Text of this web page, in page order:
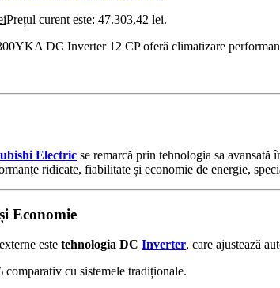
Prețul curent este: 47.303,42 lei.
DC Inverter 12 CP oferă climatizare
Electric se remarcă prin tehnologia sa avansată
ridicate, fiabilitate și economie de energie,
Economie
este tehnologia DC Inverter, care ajustează
cu sistemele tradiționale.